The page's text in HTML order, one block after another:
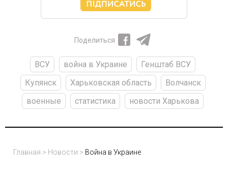
Поделиться
ВСУ война в Украине
Генштаб ВСУ
Купянск
Харьковская область
Волчанск
военные
статистика новости Харькова
Главная > Новости > Война в Украине